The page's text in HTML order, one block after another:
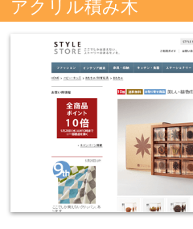
アクリル積み木